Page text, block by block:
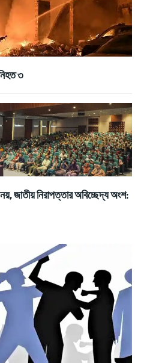
৩
জাতীয় নিরাপত্তার অবিচ্ছেদ্য অংশ: